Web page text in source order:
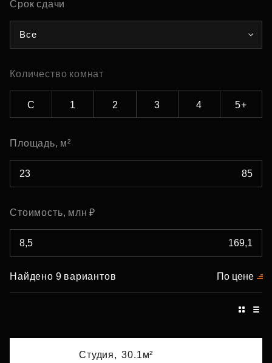
Срок сдачи
Все
Количество комнат
С 1 2 3 4 5+
Площадь, м²
Стоимость, млн ₽
Найдено 9 вариантов По цене
Студия, 30.1м²